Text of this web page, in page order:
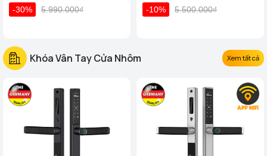
-30% 5.990.000₫ -10% 5.500.000₫
Khóa Vân Tay Cửa Nhôm Xem tất cả